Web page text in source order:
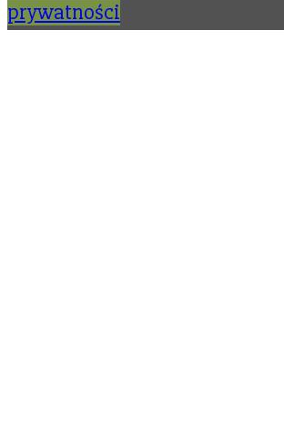
prywatności